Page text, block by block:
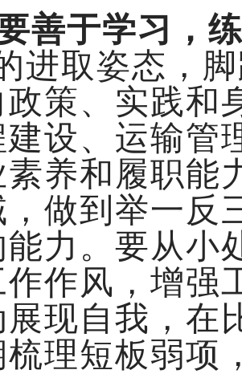
善于学习，
进取姿态，
政策、实践和
建设、运输管
素养和履职能
，做到举一反
能力。要从小
作作风，增强
展现自我，在
梳理短板弱项